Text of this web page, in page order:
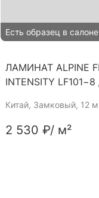
Есть образец в салоне
ЛАМИНАТ ALPINE
INTENSITY
Китай, Замковый, 12
2 530 ₽/ м²